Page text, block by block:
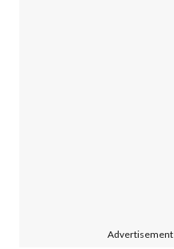
Advertisement